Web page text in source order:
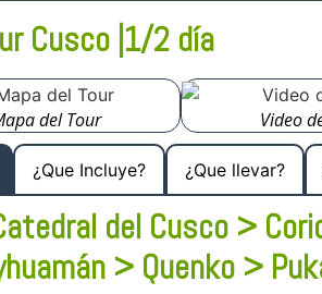
es el mejor tour en Cusco para
necesario aclimatarse antes de
incluyen los tours en Cusco con
es la mejor época para hacer
Cusco | 1/2 día
del Tour Video
¿Que Incluye? ¿Que llevar?
del Cusco >
> Quenko >